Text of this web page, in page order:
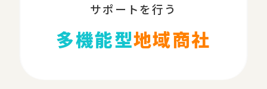
サポートを行う
多機能型地域商社